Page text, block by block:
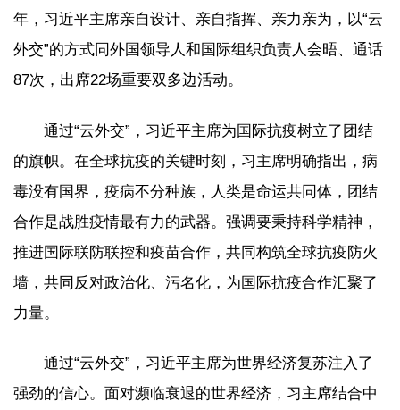
年，习近平主席亲自设计、亲自指挥、亲力亲为，以“云
外交”的方式同外国领导人和国际组织负责人会晤、通话
87次，出席22场重要双多边活动。
通过“云外交”，习近平主席为国际抗疫树立了团结
的旗帜。在全球抗疫的关键时刻，习主席明确指出，病
毒没有国界，疫病不分种族，人类是命运共同体，团结
合作是战胜疫情最有力的武器。强调要秉持科学精神，
推进国际联防联控和疫苗合作，共同构筑全球抗疫防火
墙，共同反对政治化、污名化，为国际抗疫合作汇聚了
力量。
通过“云外交”，习近平主席为世界经济复苏注入了
强劲的信心。面对濒临衰退的世界经济，习主席结合中